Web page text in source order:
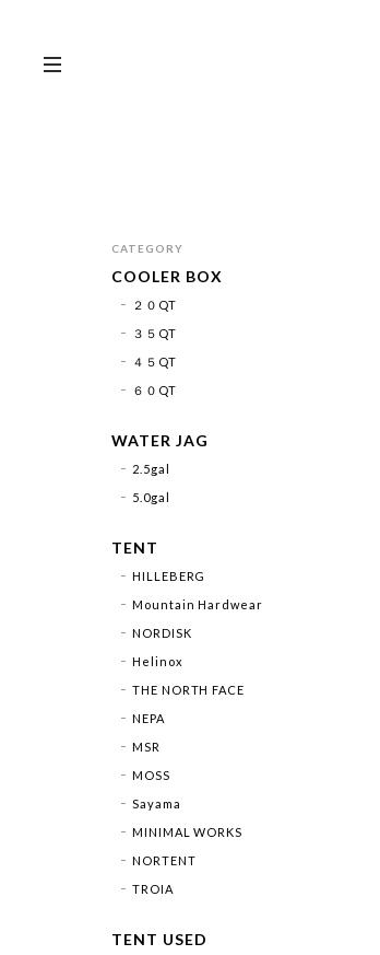
CATEGORY
COOLER BOX
２０QT
３５QT
４５QT
６０QT
WATER JAG
2.5gal
5.0gal
TENT
HILLEBERG
Mountain Hardwear
NORDISK
Helinox
THE NORTH FACE
NEPA
MSR
MOSS
Sayama
MINIMAL WORKS
NORTENT
TROIA
TENT USED